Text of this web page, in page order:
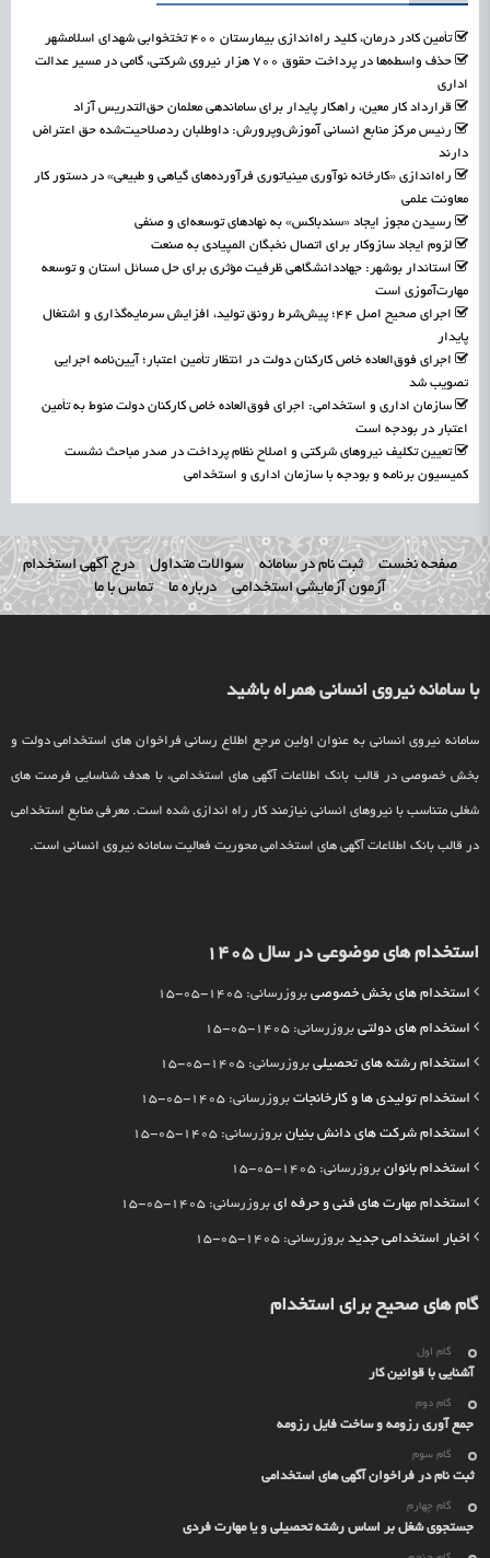
تأمین کادر درمان، کلید راه‌اندازی بیمارستان ۴۰۰ تختخوابی شهدای اسلامشهر
حذف واسطه‌ها در پرداخت حقوق ۷۰۰ هزار نیروی شرکتی، گامی در مسیر عدالت
اداری
قرارداد کار معین، راهکار پایدار برای ساماندهی معلمان حق‌التدریس آزاد
رئیس مرکز منابع انسانی آموزش‌وپرورش: داوطلبان ردصلاحیت‌شده حق اعتراض
دارند
راه‌اندازی «کارخانه نوآوری مینیاتوری فرآورده‌های گیاهی و طبیعی» در دستور کار
معاونت علمی
رسیدن مجوز ایجاد «سندباکس» به نهادهای توسعه‌ای و صنفی
لزوم ایجاد سازوکار برای اتصال نخبگان المپیادی به صنعت
استاندار بوشهر: جهاددانشگاهی ظرفیت مؤثری برای حل مسائل استان و توسعه
مهارت‌آموزی است
اجرای صحیح اصل ۴۴؛ پیش‌شرط رونق تولید، افزایش سرمایه‌گذاری و اشتغال
پایدار
اجرای فوق‌العاده خاص کارکنان دولت در انتظار تأمین اعتبار؛ آیین‌نامه اجرایی
تصویب شد
سازمان اداری و استخدامی: اجرای فوق‌العاده خاص کارکنان دولت منوط به تأمین
اعتبار در بودجه است
تعیین تکلیف نیروهای شرکتی و اصلاح نظام پرداخت در صدر مباحث نشست
کمیسیون برنامه و بودجه با سازمان اداری و استخدامی
صفحه نخست ثبت نام در سامانه سوالات متداول
درج آگهی استخدام
آزمون آزمایشی استخدامی
درباره ما تماس با ما
با سامانه نیروی انسانی همراه باشید
سامانه نیروی انسانی به عنوان اولین مرجع اطلاع رسانی فراخوان های استخدامی دولت و
بخش خصوصی در قالب بانک اطلاعات آگهی های استخدامی، با هدف شناسایی فرصت های
شغلی متناسب با نیروهای انسانی نیازمند کار راه اندازی شده است. معرفی منابع استخدامی
در قالب بانک اطلاعات آگهی های استخدامی محوریت فعالیت سامانه نیروی انسانی است.
استخدام های موضوعی در سال 1405
استخدام های بخش خصوصی بروزرسانی: 1405-05-15
استخدام های دولتی بروزرسانی: 1405-05-15
استخدام رشته های تحصیلی بروزرسانی: 1405-05-15
استخدام تولیدی ها و کارخانجات بروزرسانی: 1405-05-15
استخدام شرکت های دانش بنیان بروزرسانی: 1405-05-15
استخدام بانوان بروزرسانی: 1405-05-15
استخدام مهارت های فنی و حرفه ای بروزرسانی: 1405-05-15
اخبار استخدامی جدید بروزرسانی: 1405-05-15
گام های صحیح برای استخدام
گام اول
آشنایی با قوانین کار
گام دوم
جمع آوری رزومه و ساخت فایل رزومه
گام سوم
ثبت نام در فراخوان آگهی های استخدامی
گام چهارم
جستجوی شغل بر اساس رشته تحصیلی و یا مهارت فردی